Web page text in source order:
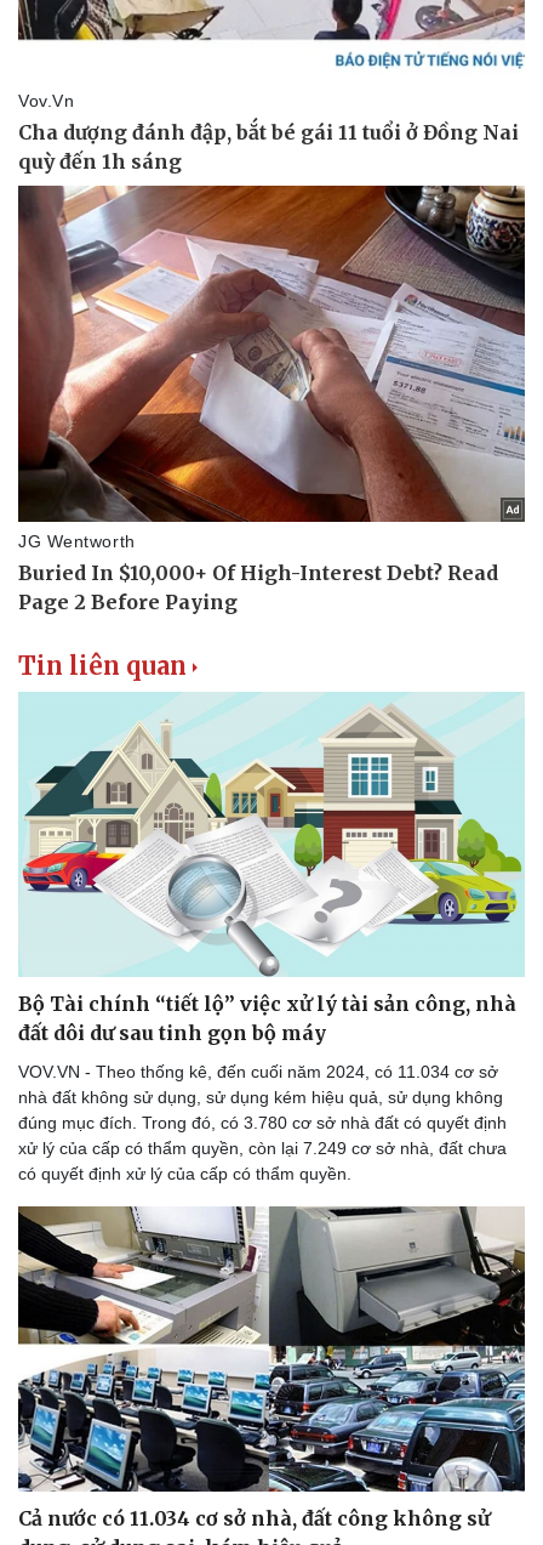
Lịch thi đấu bóng đá
Thế giới thể thao
eSports
Hậu trường
Ô tô - Xe máy
Ô tô
Xe máy
Tư vấn
Tin liên quan
Bộ Tài chính “tiết lộ” việc xử lý tài sản công, nhà
đất dôi dư sau tinh gọn bộ máy
VOV.VN - Theo thống kê, đến cuối năm 2024, có 11.034 cơ sở
nhà đất không sử dụng, sử dụng kém hiệu quả, sử dụng không
đúng mục đích. Trong đó, có 3.780 cơ sở nhà đất có quyết định
xử lý của cấp có thẩm quyền, còn lại 7.249 cơ sở nhà, đất chưa
có quyết định xử lý của cấp có thẩm quyền.
Cả nước có 11.034 cơ sở nhà, đất công không sử